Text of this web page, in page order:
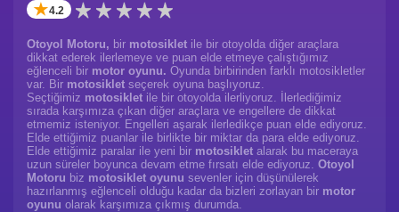
✭4.2
Otoyol Motoru, bir motosiklet ile bir otoyolda diğer araçlara
dikkat ederek ilerlemeye ve puan elde etmeye çalıştığımız
eğlenceli bir motor oyunu. Oyunda birbirinden farklı motosikletler
var. Bir motosiklet seçerek oyuna başlıyoruz.
Seçtiğimiz motosiklet ile bir otoyolda ilerliyoruz. İlerlediğimiz
sırada karşımıza çıkan diğer araçlara ve engellere de dikkat
etmemiz isteniyor. Engelleri aşarak ilerledikçe puan elde ediyoruz.
Elde ettiğimiz puanlar ile birlikte bir miktar da para elde ediyoruz.
Elde ettiğimiz paralar ile yeni bir motosiklet alarak bu maceraya
uzun süreler boyunca devam etme fırsatı elde ediyoruz. Otoyol
Motoru biz motosiklet oyunu sevenler için düşünülerek
hazırlanmış eğlenceli olduğu kadar da bizleri zorlayan bir motor
oyunu olarak karşımıza çıkmış durumda.